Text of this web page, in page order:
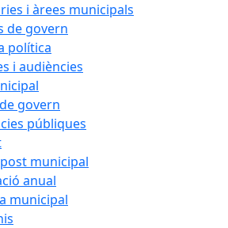
i àrees municipals
de govern
política
i audiències
govern
públiques
municipal
anual
municipal